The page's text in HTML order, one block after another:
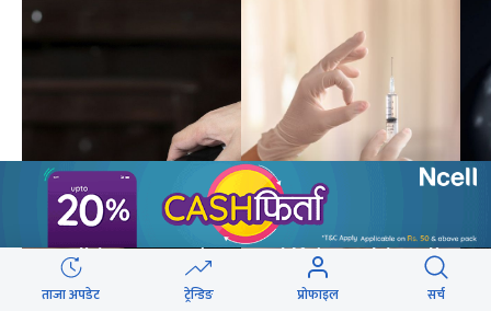
अभिभावकको मोबाइल हेर्ने
बानीले बच्चामा कस्तो
असर पर्छ ?
गर्भ निरोधक सुईले कसरी
काम गर्छ ?
ताजा अपडेट ट्रेन्डिङ प्रोफाइल सर्च